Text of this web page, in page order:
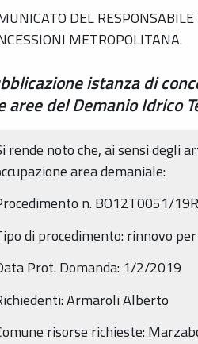
DEL
METROPOLITANA.
istanza di
aree del Demanio Idrico
rende noto che, ai sensi degli
area demaniale:
n. BO12T0051/
di procedimento: rinnovo
Prot. Domanda: 1/2/2019
Armaroli Alberto
risorse richieste: